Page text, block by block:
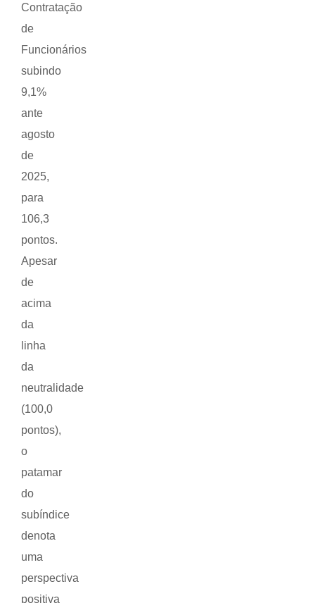
Contratação
de
Funcionários
subindo
9,1%
ante
agosto
de
2025,
para
106,3
pontos.
Apesar
de
acima
da
linha
da
neutralidade
(100,0
pontos),
o
patamar
do
subíndice
denota
uma
perspectiva
positiva